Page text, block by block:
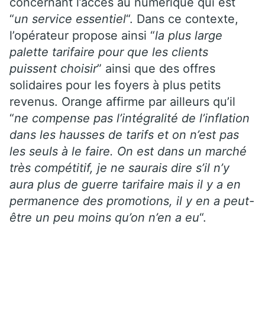
“un service essentiel“. Dans ce contexte,
l’opérateur propose ainsi “la plus large
palette tarifaire pour que les clients
puissent choisir” ainsi que des offres
solidaires pour les foyers à plus petits
revenus. Orange affirme par ailleurs qu’il
“ne compense pas l’intégralité de l’inflation
dans les hausses de tarifs et on n’est pas
les seuls à le faire. On est dans un marché
très compétitif, je ne saurais dire s’il n’y
aura plus de guerre tarifaire mais il y a en
permanence des promotions, il y en a peut-
être un peu moins qu’on n’en a eu“.